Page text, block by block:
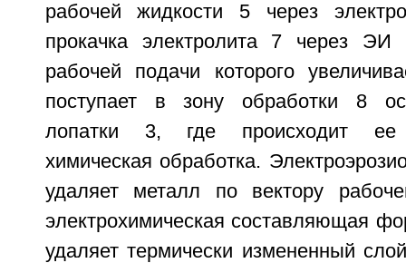
рабочей жидкости 5 через
прокачка электролита 7 через ЭИ
рабочей подачи которого
поступает в зону обработки 8
лопатки 3, где происходит ее
химическая обработка.
удаляет металл по вектору
электрохимическая составляющая
удаляет термически измененный